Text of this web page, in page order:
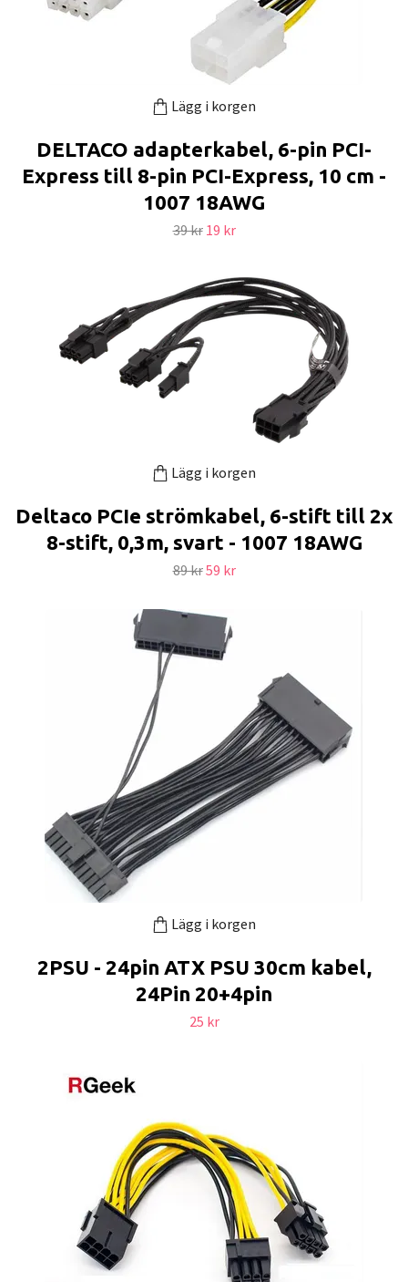
Lägg i korgen
DELTACO adapterkabel, 6-pin PCI-
Express till 8-pin PCI-Express, 10 cm -
1007 18AWG
39 kr 19 kr
Lägg i korgen
Deltaco PCIe strömkabel, 6-stift till 2x
8-stift, 0,3m, svart - 1007 18AWG
89 kr59 kr
Lägg i korgen
2PSU - 24pin ATX PSU 30cm kabel,
24Pin 20+4pin
25 kr